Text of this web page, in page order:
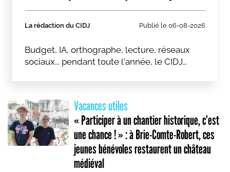
La rédaction du CIDJ Publié le 06-08-2026
Budget, IA, orthographe, lecture, réseaux
sociaux... pendant toute l'année, le CIDJ
Vacances utiles
« Participer à un chantier historique, c’est
une chance ! » : à Brie-Comte-Robert, ces
jeunes bénévoles restaurent un château
médiéval